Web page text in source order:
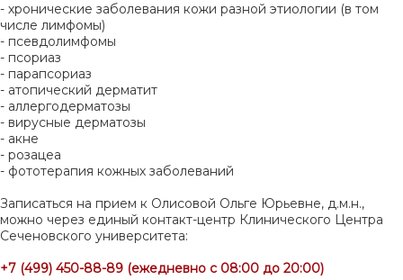
- хронические заболевания кожи разной этиологии (в том
числе лимфомы)
- псевдолимфомы
- псориаз
- парапсориаз
- атопический дерматит
- аллергодерматозы
- вирусные дерматозы
- акне
- розацеа
- фототерапия кожных заболеваний
Записаться на прием к Олисовой Ольге Юрьевне, д.м.н.,
можно через единый контакт-центр Клинического Центра
Сеченовского университета:
+7 (499) 450-88-89 (ежедневно с 08:00 до 20:00)